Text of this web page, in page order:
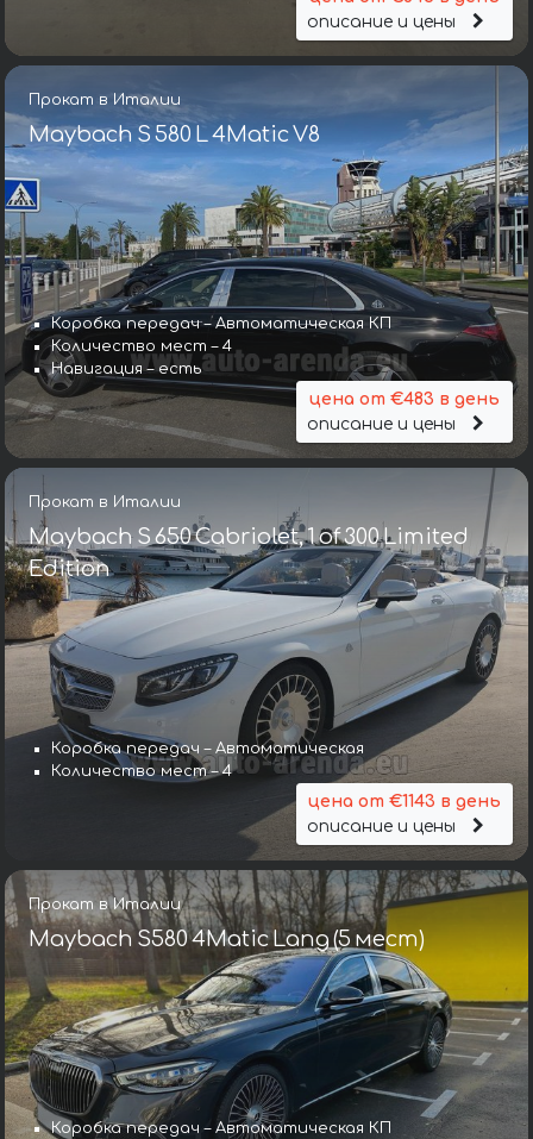
описание и цены
Прокат в Италии
Maybach S 580 L 4Matic V8
Коробка передач – Автоматическая КП
Количество мест – 4
Навигация – есть
цена от €483 в день
описание и цены
Прокат в Италии
Maybach S 650 Cabriolet, 1 of 300 Limited
Edition
Коробка передач – Автоматическая
Количество мест – 4
цена от €1143 в день
описание и цены
Прокат в Италии
Maybach S580 4Matic Lang (5 мест)
Коробка передач – Автоматическая КП